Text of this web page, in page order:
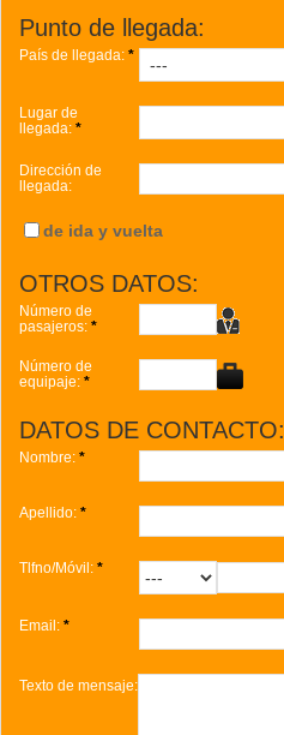
Punto de llegada:
País de llegada: *
Lugar de
llegada: *
Dirección de
llegada:
de ida y vuelta
OTROS DATOS:
Número de
pasajeros: *
Número de
equipaje: *
DATOS DE CONTACTO:
Nombre: *
Apellido: *
Tlfno/Móvil: *
Email: *
Texto de mensaje: